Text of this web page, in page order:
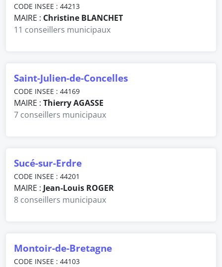
CODE INSEE : 44213
MAIRE : Christine BLANCHET
11 conseillers municipaux
Saint-Julien-de-Concelles
CODE INSEE : 44169
MAIRE : Thierry AGASSE
7 conseillers municipaux
Sucé-sur-Erdre
CODE INSEE : 44201
MAIRE : Jean-Louis ROGER
8 conseillers municipaux
Montoir-de-Bretagne
CODE INSEE : 44103